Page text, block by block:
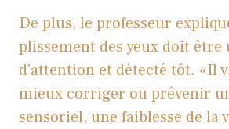
De plus, le professeur
plissement des yeux doit
d'attention et détecté tôt. «Il
mieux corriger ou prévenir
sensoriel, une faiblesse de la